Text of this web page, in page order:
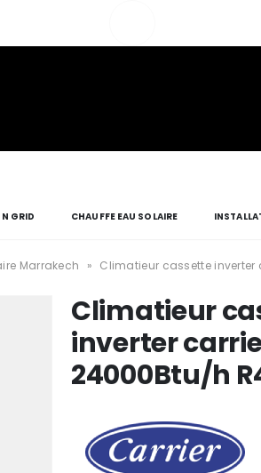
GRID CHAUFFE EAU SOLAIRE
Marrakech » Climatieur cassette inverter
Climatieur
inverter
24000Btu/h